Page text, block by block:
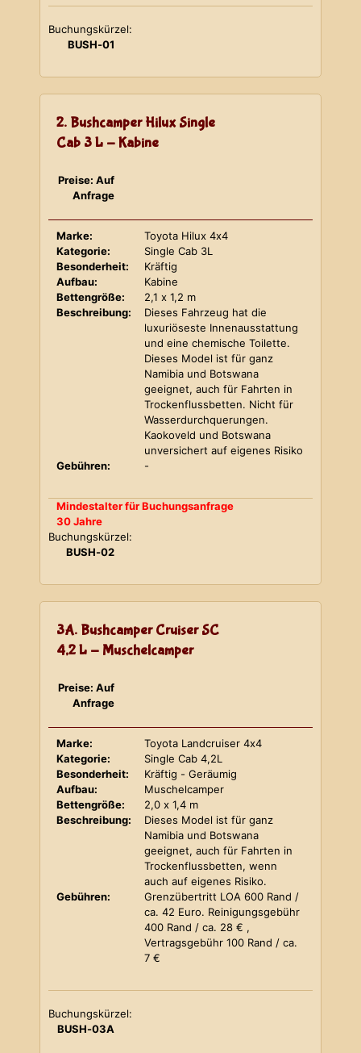
Buchungskürzel:
BUSH-01
2. Bushcamper Hilux Single
Cab 3 L - Kabine
Preise: Auf
Anfrage
Marke:
Toyota Hilux 4x4
Kategorie:
Single Cab 3L
Besonderheit:
Kräftig
Aufbau:
Kabine
Bettengröße:
2,1 x 1,2 m
Beschreibung:
Dieses Fahrzeug hat die
luxuriöseste Innenausstattung
und eine chemische Toilette.
Dieses Model ist für ganz
Namibia und Botswana
geeignet, auch für Fahrten in
Trockenflussbetten. Nicht für
Wasserdurchquerungen.
Kaokoveld und Botswana
unversichert auf eigenes Risiko
Gebühren:
-
Mindestalter für Buchungsanfrage
30 Jahre
Buchungskürzel:
BUSH-02
3A. Bushcamper Cruiser SC
4,2 L - Muschelcamper
Preise: Auf
Anfrage
Marke:
Toyota Landcruiser 4x4
Kategorie:
Single Cab 4,2L
Besonderheit:
Kräftig - Geräumig
Aufbau:
Muschelcamper
Bettengröße:
2,0 x 1,4 m
Beschreibung:
Dieses Model ist für ganz
Namibia und Botswana
geeignet, auch für Fahrten in
Trockenflussbetten, wenn
auch auf eigenes Risiko.
Gebühren:
Grenzübertritt LOA 600 Rand /
ca. 42 Euro. Reinigungsgebühr
400 Rand / ca. 28 € ,
Vertragsgebühr 100 Rand / ca.
7 €
Buchungskürzel:
BUSH-03A